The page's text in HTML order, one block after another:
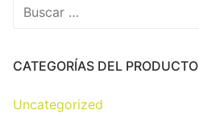
CATEGORÍAS DEL PRODUCTO
Uncategorized